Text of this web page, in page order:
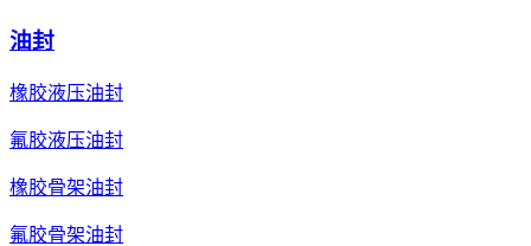
油封
橡胶液压油封
氟胶液压油封
橡胶骨架油封
氟胶骨架油封